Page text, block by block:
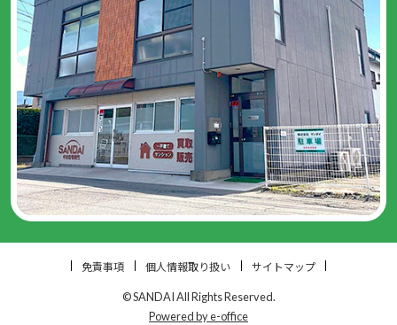
免責事項 個人情報取り扱い サイトマップ
© SANDAI All Rights Reserved.
Powered by e-office